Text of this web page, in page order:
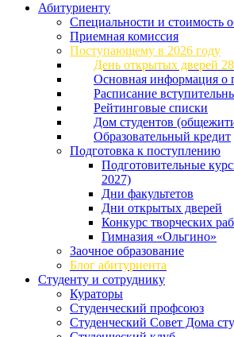
Абитуриенту
Специальности и стоимость
Приемная комиссия
Поступающему в 2026 году
День открытых дверей
Основная информация о
Расписание
Рейтинговые списки
Дом студентов
Образовательный кредит
Подготовка к поступлению
Подготовительные
2027)
Дни факультетов
Дни открытых дверей
Конкурс творческих
Гимназия «Ольгино»
Заочное образование
Блог абитуриента
Студенту и сотруднику
Кураторы
Студенческий профсоюз
Студенческий Совет Дома